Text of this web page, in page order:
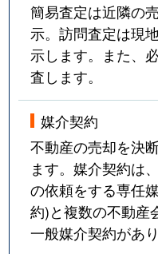
簡易査定は近隣の
示。訪問査定は現
示します。また、
査します。
媒介契約
不動産の売却を決
ます。媒介契約は
の依頼をする専任
約)と複数の不動産
一般媒介契約があり